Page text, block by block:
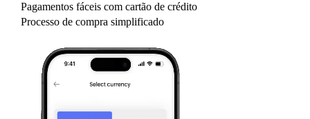
Pagamentos fáceis com cartão de crédito
Processo de compra simplificado